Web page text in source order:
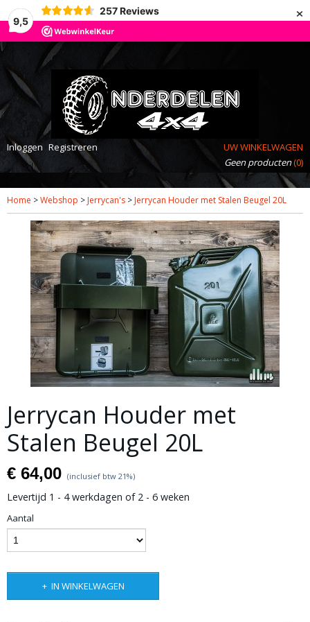
9,5
257 Reviews ×
Inloggen Registreren
UW WINKELWAGEN
Geen producten(0)
Home >Webshop > Jerrycan's > Jerrycan Houder met Stalen Beugel 20L
Jerrycan Houder met
Stalen Beugel 20L
€ 64,00 (inclusief btw 21%)
Levertijd 1 - 4 werkdagen of 2 - 6 weken
Aantal
IN WINKELWAGEN